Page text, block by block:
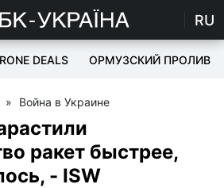
RU
DEALS ОРМУЗСКИЙ ПРОЛИВ
» Война в Украине
ракет быстрее,
- ISW